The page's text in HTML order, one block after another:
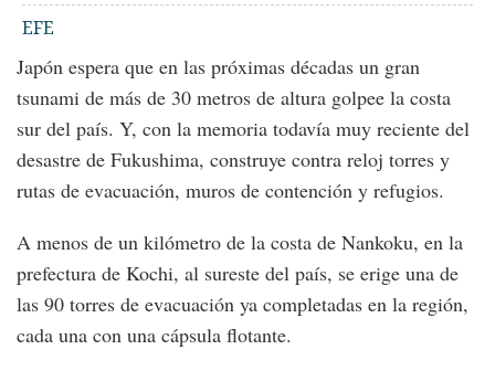
EFE
Japón espera que en las próximas décadas un gran
tsunami de más de 30 metros de altura golpee la costa
sur del país. Y, con la memoria todavía muy reciente del
desastre de Fukushima, construye contra reloj torres y
rutas de evacuación, muros de contención y refugios.
A menos de un kilómetro de la costa de Nankoku, en la
prefectura de Kochi, al sureste del país, se erige una de
las 90 torres de evacuación ya completadas en la región,
cada una con una cápsula flotante.